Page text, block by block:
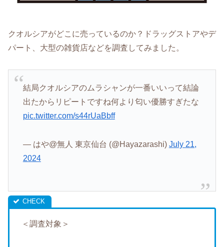
クオルシアがどこに売っているのか？ドラッグストアやデ
パート、大型の雑貨店などを調査してみました。
結局クオルシアのムラシャンが一番いいって結論
出たからリピートですね何より匂い優勝すぎたな
pic.twitter.com/s44rUaBbff
— はや@無人 東京仙台 (@Hayazarashi) July 21,
2024
＜調査対象＞